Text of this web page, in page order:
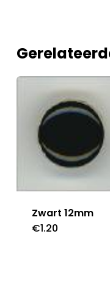
Zwart 12mm
€1.20